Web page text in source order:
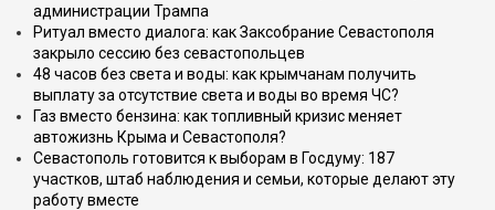
администрации Трампа
Ритуал вместо диалога: как Заксобрание Севастополя
закрыло сессию без севастопольцев
48 часов без света и воды: как крымчанам получить
выплату за отсутствие света и воды во время ЧС?
Газ вместо бензина: как топливный кризис меняет
автожизнь Крыма и Севастополя?
Севастополь готовится к выборам в Госдуму: 187
участков, штаб наблюдения и семьи, которые делают эту
работу вместе